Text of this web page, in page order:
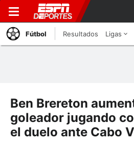
Fútbol Resultados Ligas
Ben Brereton
goleador jugando
el duelo ante Cabo